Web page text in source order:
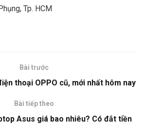
Tp. HCM
Bài trước
thoại OPPO cũ, mới nhất hôm nay
Bài tiếp theo
Asus giá bao nhiêu? Có đắt tiền